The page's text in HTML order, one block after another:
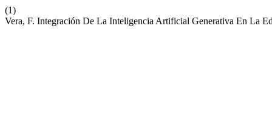
(1)
Vera, F. Integración De La Inteligencia Artificial Generativa En La